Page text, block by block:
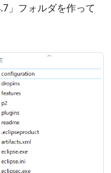
」フォルダを作って